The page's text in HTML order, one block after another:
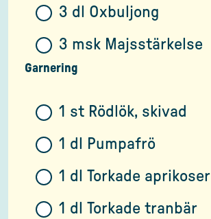
3 dl Oxbuljong
3 msk Majsstärkelse
Garnering
1 st Rödlök, skivad
1 dl Pumpafrö
1 dl Torkade aprikoser
1 dl Torkade tranbär